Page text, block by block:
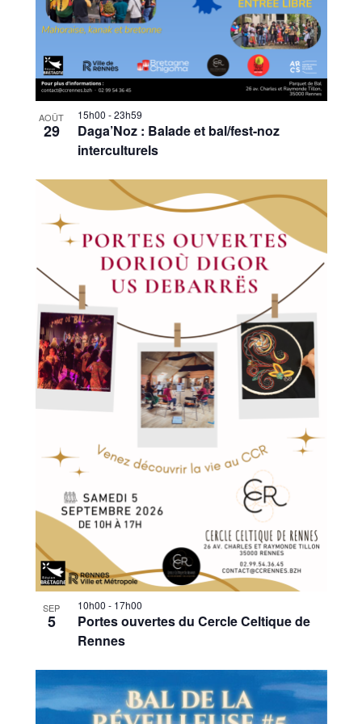
AOÛT
29
15h00 -23h59
Daga’Noz : Balade et bal/fest-noz
interculturels
SEP
5
10h00 - 17h00
Portes ouvertes du Cercle Celtique de
Rennes